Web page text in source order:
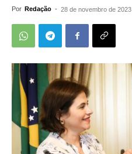
Por Redação - 28 de novembro de 2023